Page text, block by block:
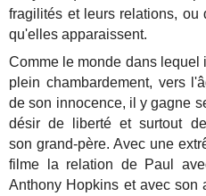
fragilités et leurs relations,
qu'elles apparaissent.
Comme le monde dans
plein chambardement, vers
de son innocence, il y gagne
désir de liberté et surtout
son grand-père. Avec une
filme la relation de Paul
Anthony Hopkins et avec son